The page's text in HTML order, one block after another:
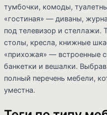
тумбочки, комоды,
«гостиная» — диваны,
под телевизор и стеллажи.
столы, кресла, книжные
«прихожая» — встроенные
банкетки и вешалки.
полный перечень мебели,
уместна.